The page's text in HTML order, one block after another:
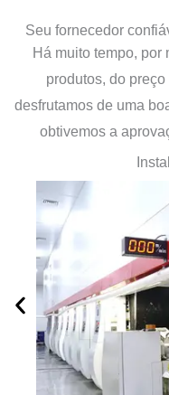
Seu fornecedor
Há muito tempo,
produtos, do
desfrutamos de uma
obtivemos a